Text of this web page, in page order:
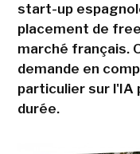
start-up
placement de
marché français.
demande en
particulier sur l'IA
durée.